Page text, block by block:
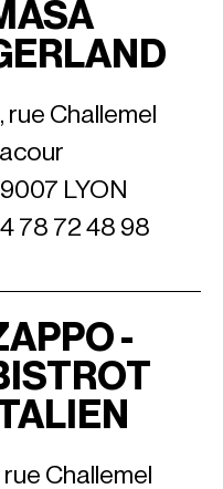
rue Challemel
LYON
78 72 48 98
-
rue Challemel